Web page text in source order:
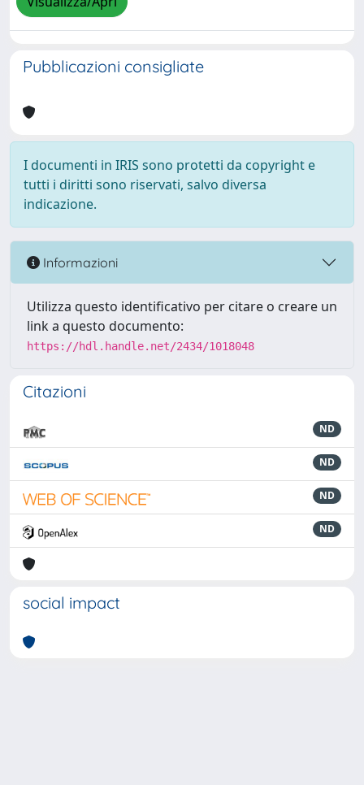
Pubblicazioni consigliate
I documenti in IRIS sono protetti da copyright e
tutti i diritti sono riservati, salvo diversa
indicazione.
Informazioni
Utilizza questo identificativo per citare o creare un
link a questo documento:
https://hdl.handle.net/2434/1018048
Citazioni
ND
ND
ND
ND
social impact